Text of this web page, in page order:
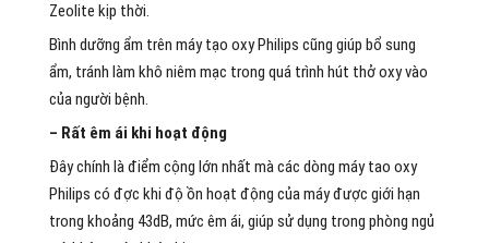
Zeolite kịp thời.
Bình dưỡng ẩm trên máy tạo oxy Philips cũng giúp bổ sung
ẩm, tránh làm khô niêm mạc trong quá trình hút thở oxy vào
của người bệnh.
– Rất êm ái khi hoạt động
Đây chính là điểm cộng lớn nhất mà các dòng máy tao oxy
Philips có đợc khi độ ồn hoạt động của máy được giới hạn
trong khoảng 43dB, mức êm ái, giúp sử dụng trong phòng ngủ